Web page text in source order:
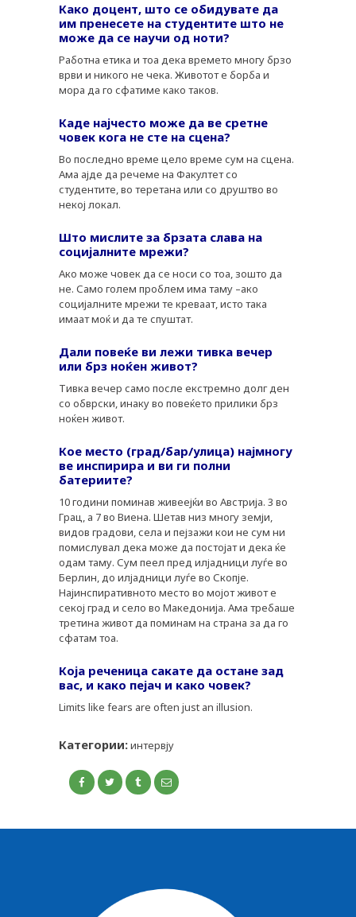
Како доцент, што се обидувате да
им пренесете на студентите што не
може да се научи од ноти?
Работна етика и тоа дека времето многу брзо
врви и никого не чека. Животот е борба и
мора да го сфатиме како таков.
Каде најчесто може да ве сретне
човек кога не сте на сцена?
Во последно време цело време сум на сцена.
Ама ајде да речеме на Факултет со
студентите, во теретана или со друштво во
некој локал.
Што мислите за брзата слава на
социјалните мрежи?
Ако може човек да се носи со тоа, зошто да
не. Само голем проблем има таму –ако
социјалните мрежи те креваат, исто така
имаат моќ и да те спуштат.
Дали повеќе ви лежи тивка вечер
или брз ноќен живот?
Тивка вечер само после екстремно долг ден
со обврски, инаку во повеќето прилики брз
ноќен живот.
Кое место (град/бар/улица) најмногу
ве инспирира и ви ги полни
батериите?
10 години поминав живеејќи во Австрија. 3 во
Грац, а 7 во Виена. Шетав низ многу земји,
видов градови, села и пејзажи кои не сум ни
помислувал дека може да постојат и дека ќе
одам таму. Сум пеел пред илјадници луѓе во
Берлин, до илјадници луѓе во Скопје.
Најинспиративното место во мојот живот е
секој град и село во Македонија. Ама требаше
третина живот да поминам на страна за да го
сфатам тоа.
Која реченица сакате да остане зад
вас, и како пејач и како човек?
Limits like fears are often just an illusion.
Категории:интервју